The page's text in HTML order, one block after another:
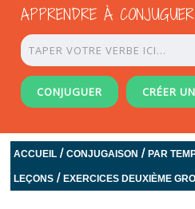
APPRENDRE À CONJUGUER
CONJUGUER CRÉER
ACCUEIL /CONJUGAISON /PAR
LEÇONS /EXERCICES DEUXIÈME